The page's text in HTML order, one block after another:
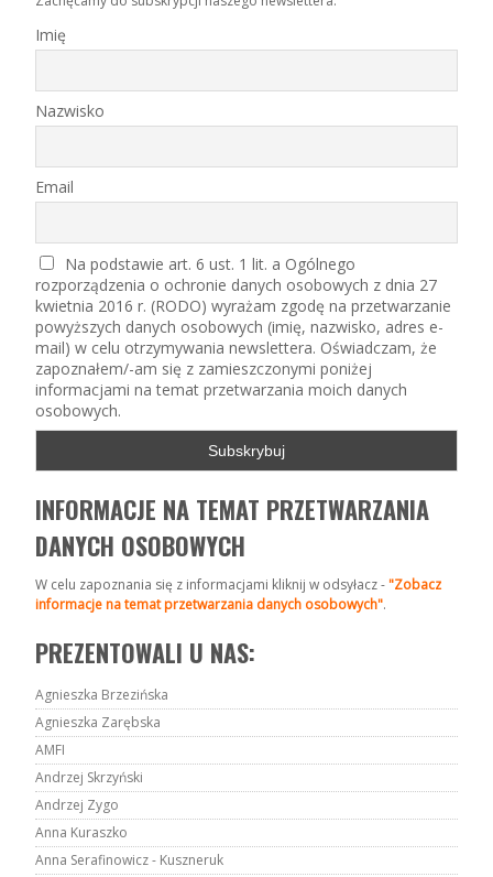
Imię
Nazwisko
Email
Na podstawie art. 6 ust. 1 lit. a Ogólnego
rozporządzenia o ochronie danych osobowych z dnia 27
kwietnia 2016 r. (RODO) wyrażam zgodę na przetwarzanie
powyższych danych osobowych (imię, nazwisko, adres e-
mail) w celu otrzymywania newslettera. Oświadczam, że
zapoznałem/-am się z zamieszczonymi poniżej
informacjami na temat przetwarzania moich danych
osobowych.
INFORMACJE NA TEMAT PRZETWARZANIA
DANYCH OSOBOWYCH
W celu zapoznania się z informacjami kliknij w odsyłacz -"Zobacz
informacje na temat przetwarzania danych osobowych".
PREZENTOWALI U NAS:
Agnieszka Brzezińska
Agnieszka Zarębska
AMFI
Andrzej Skrzyński
Andrzej Zygo
Anna Kuraszko
Anna Serafinowicz - Kuszneruk